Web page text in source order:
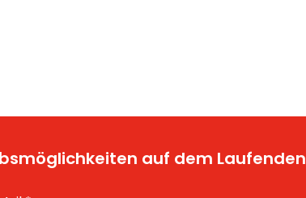
auf dem Laufenden